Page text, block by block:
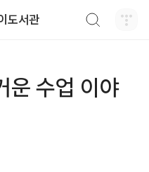
도서관
운 수업 이야